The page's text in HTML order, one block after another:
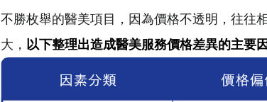
不勝枚舉的醫美項目，因為價格不透明，往往
大， 以下整理出造成醫美服務價格差異的主要